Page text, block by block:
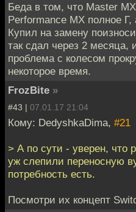
Беда в том, что Master
Performance MX полное Г,
Купил на замену
так сдал через 2 месяца,
проблема с колесом
некоторое время.
FrozBite »
#43 | 07.01.17 21:04
Кому: DedyshkaDima, #21
> А по сути - уверен, что
уж слепили переносную
потребность есть.
Посмотри их концепт